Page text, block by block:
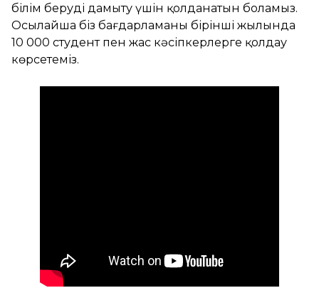
білім беруді дамыту үшін қолданатын боламыз.
Осылайша біз бағдарламаның бірінші жылында
10 000 студент пен жас кәсіпкерлерге қолдау
көрсетеміз.